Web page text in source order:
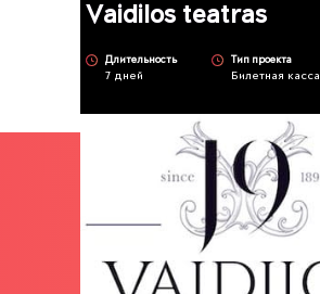
Vaidilos teatras
Длительность
7 дней
Тип проекта
Билетная касса